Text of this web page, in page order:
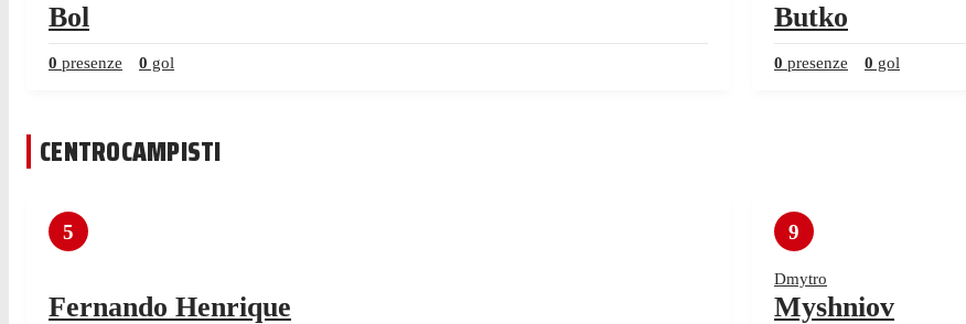
Bol
0 presenze 0 gol
Butko
0 presenze 0 gol
CENTROCAMPISTI
5
Fernando Henrique
9
Dmytro
Myshniov